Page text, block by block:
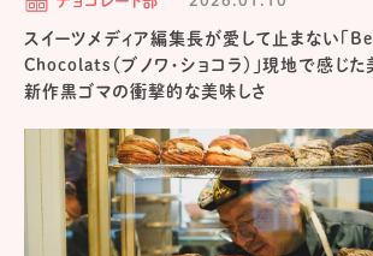
スイーツメディア編集長が愛して止まない「
Chocolats（ブノワ・ショコラ）」現地で感じ
新作黒ゴマの衝撃的な美味しさ